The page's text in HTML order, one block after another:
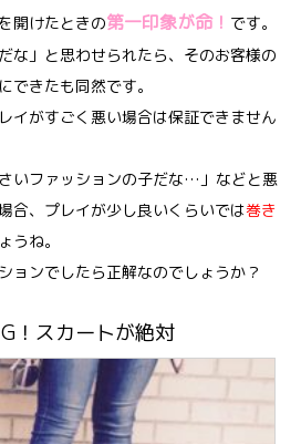
開けたときの第一印象が命！ です。
な」と思わせられたら、そのお客様の
できたも同然です。
イがすごく悪い場合は保証できません
いファッションの子だな…」などと悪
合、プレイが少し良いくらいでは巻き
うね。
ョンでしたら正解なのでしょうか？
！スカートが絶対